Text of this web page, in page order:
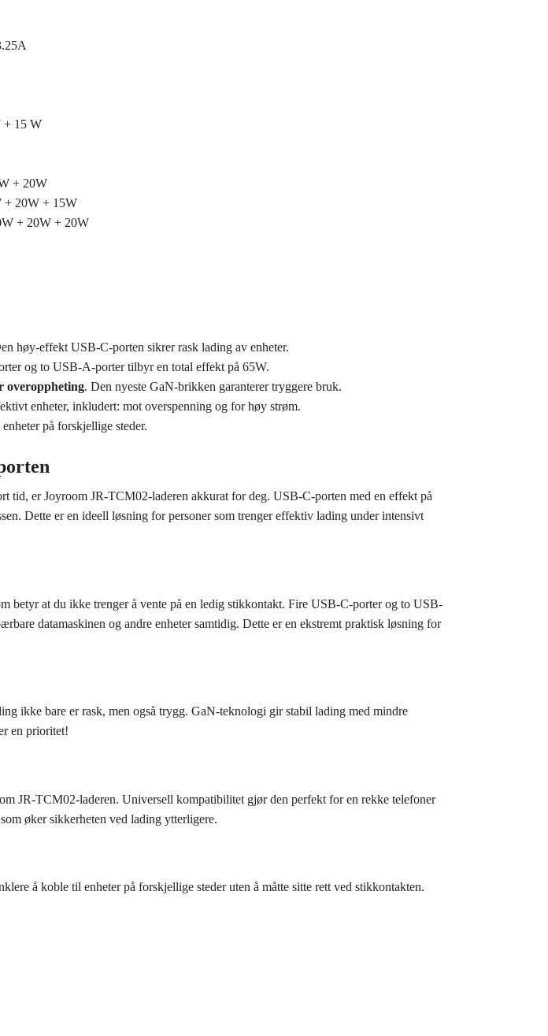
+ 15 W
+ 20W
+ 20W + 15W
+ 20W + 20W
høy-effekt USB-C-porten sikrer rask lading av enheter.
og to USB-A-porter tilbyr en total effekt på 65W.
overoppheting. Den nyeste GaN-brikken garanterer tryggere bruk.
enheter, inkludert: mot overspenning og for høy strøm.
på forskjellige steder.
tid, er Joyroom JR-TCM02-laderen akkurat for deg. USB-C-porten med en effekt på
Dette er en ideell løsning for personer som trenger effektiv lading under intensivt
betyr at du ikke trenger å vente på en ledig stikkontakt. Fire USB-C-porter og to USB-
datamaskinen og andre enheter samtidig. Dette er en ekstremt praktisk løsning for
ikke bare er rask, men også trygg. GaN-teknologi gir stabil lading med mindre
en prioritet!
JR-TCM02-laderen. Universell kompatibilitet gjør den perfekt for en rekke telefoner
øker sikkerheten ved lading ytterligere.
å koble til enheter på forskjellige steder uten å måtte sitte rett ved stikkontakten.